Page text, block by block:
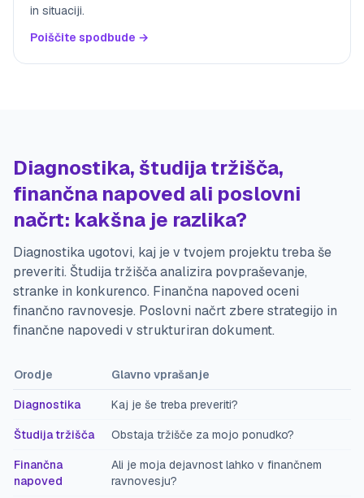
in situaciji.
Poiščite spodbude →
Diagnostika, študija tržišča,
finančna napoved ali poslovni
načrt: kakšna je razlika?
Diagnostika ugotovi, kaj je v tvojem projektu treba še
preveriti. Študija tržišča analizira povpraševanje,
stranke in konkurenco. Finančna napoved oceni
finančno ravnovesje. Poslovni načrt zbere strategijo in
finančne napovedi v strukturiran dokument.
Orodje Glavno vprašanje
Diagnostika Kaj je še treba preveriti?
Študija tržišča Obstaja tržišče za mojo ponudko?
Finančna
napoved
Ali je moja dejavnost lahko v finančnem
ravnovesju?